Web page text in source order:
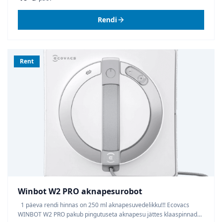
Rendi
Rent
Winbot W2 PRO aknapesurobot
WINBOT W2 PRO pakub pingutuseta aknapesu jättes klaaspinnad